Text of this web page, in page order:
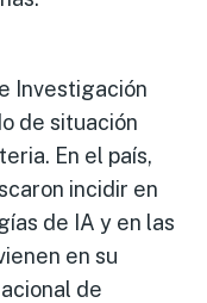
Investigación
de situación
En el país,
incidir en
de IA y en las
en su
de